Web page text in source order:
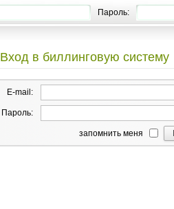
Пароль:
Вход в биллинговую систему
E-mail:
Пароль:
запомнить меня